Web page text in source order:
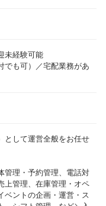
未経験可能
も可）／宅配業務があ
として運営全般をお任せ
理・予約管理、電話対
上管理、在庫管理・オペ
ベントの企画・運営・ス